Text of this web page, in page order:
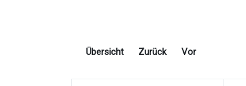
Übersicht Zurück Vor